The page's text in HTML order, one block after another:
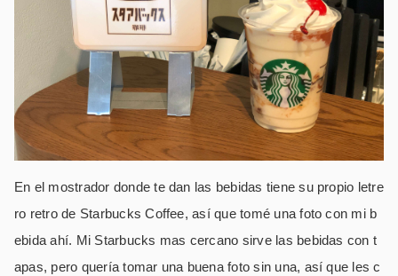
En el mostrador donde te dan las bebidas tiene su propio letre
ro retro de Starbucks Coffee, así que tomé una foto con mi b
ebida ahí. Mi Starbucks mas cercano sirve las bebidas con t
apas, pero quería tomar una buena foto sin una, así que les c